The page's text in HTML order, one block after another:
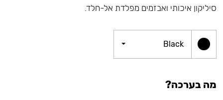
סיליקון איכותי ואבזמים מפלדת אל-חלד.
Black
מה בערכה?